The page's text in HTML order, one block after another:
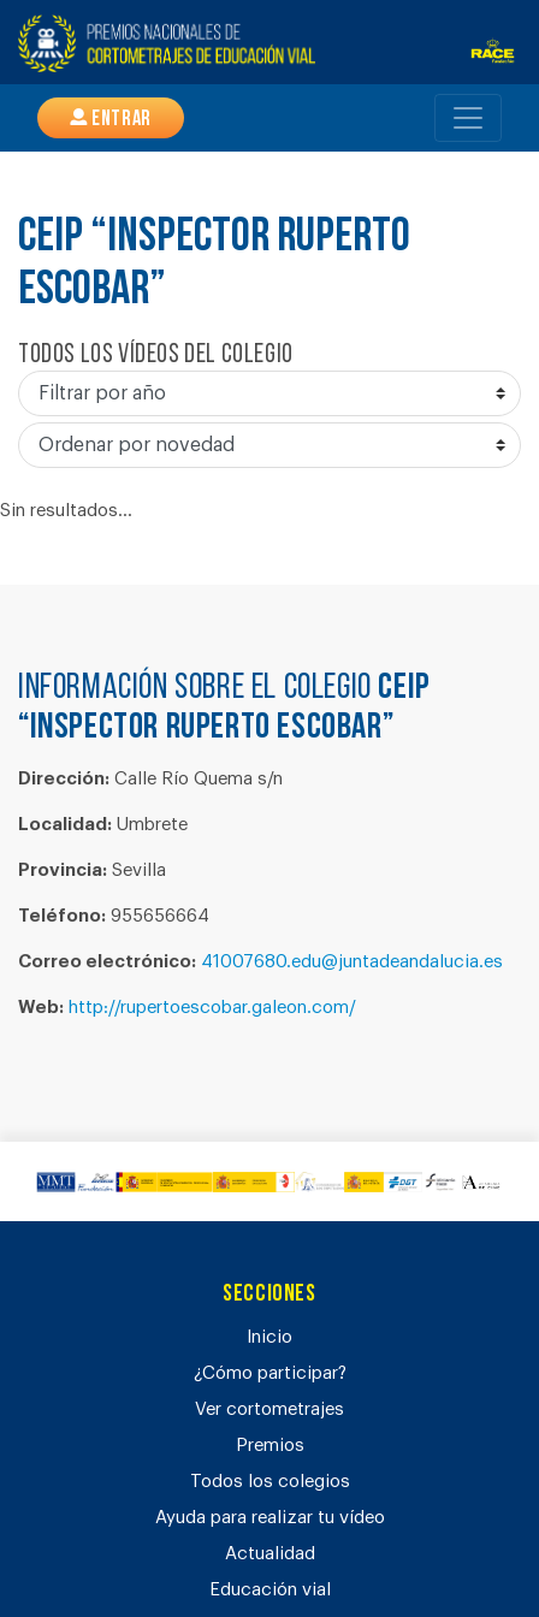
Entrar
CEIP “INSPECTOR RUPERTO
ESCOBAR”
Todos los vídeos del colegio
Sin resultados...
Información sobre el colegio CEIP
“INSPECTOR RUPERTO ESCOBAR”
Dirección: Calle Río Quema s/n
Localidad: Umbrete
Provincia: Sevilla
Teléfono: 955656664
Correo electrónico: 41007680.edu@juntadeandalucia.es
Web: http://rupertoescobar.galeon.com/
Secciones
Inicio
¿Cómo participar?
Ver cortometrajes
Premios
Todos los colegios
Ayuda para realizar tu vídeo
Actualidad
Educación vial